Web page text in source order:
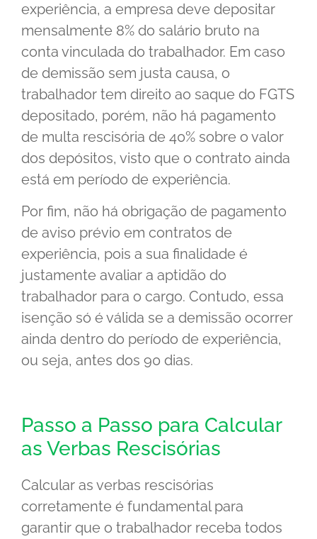
experiência, a empresa deve depositar
mensalmente 8% do salário bruto na
conta vinculada do trabalhador. Em caso
de demissão sem justa causa, o
trabalhador tem direito ao saque do FGTS
depositado, porém, não há pagamento
de multa rescisória de 40% sobre o valor
dos depósitos, visto que o contrato ainda
está em período de experiência.
Por fim, não há obrigação de pagamento
de aviso prévio em contratos de
experiência, pois a sua finalidade é
justamente avaliar a aptidão do
trabalhador para o cargo. Contudo, essa
isenção só é válida se a demissão ocorrer
ainda dentro do período de experiência,
ou seja, antes dos 90 dias.
Passo a Passo para Calcular
as Verbas Rescisórias
Calcular as verbas rescisórias
corretamente é fundamental para
garantir que o trabalhador receba todos